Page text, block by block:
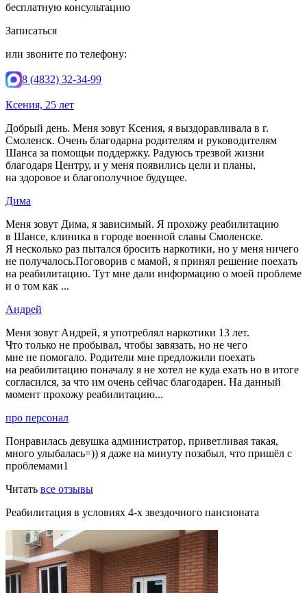
бесплатную консультацию
Записаться
или звоните по телефону:
8 (4832) 32-34-99
Ксения, 25 лет
Добрый день. Меня зовут Ксения, я выздоравливала в г.
Смоленск. Очень благодарна родителям и руководителям
Шанса за помощьи поддержку. Радуюсь трезвой жизни
благодаря Центру, и у меня появились цели и планы,
на здоровое и благополучное будущее.
Дима
Меня зовут Дима, я зависимый. Я прохожу реабилитацию
в Шансе, клиника в городе военной славы Смоленске.
Я несколько раз пытался бросить наркотики, но у меня ничего
не получалось.Поговорив с мамой, я принял решение поехать
на реабилитацию. Тут мне дали информацию о моей проблеме
и о том как ...
Андрей
Меня зовут Андрей, я употреблял наркотики 13 лет.
Что только не пробывал, чтобы завязать, но не чего
мне не помогало. Родители мне предложили поехать
на реабилитацию поначалу я не хотел не куда ехать но в итоге
согласился, за что им очень сейчас благодарен. На данный
момент прохожу реабилитацию...
про персонал
Понравилась девушка администратор, приветливая такая,
много улыбалась=)) я даже на минуту позабыл, что пришёл с
проблемами1
Читать все отзывы
Реабилитация в условиях 4-х звездочного пансионата